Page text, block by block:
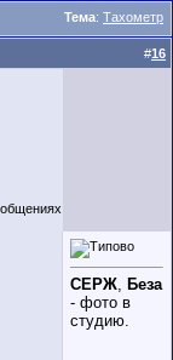
Тема: Тахометр
#16
СЕРЖ, Беза
- фото в
студию.